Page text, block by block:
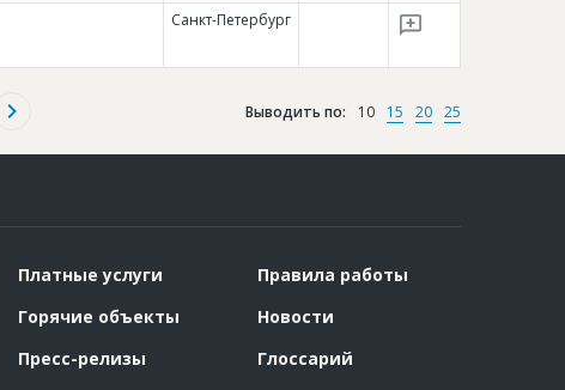
Санкт-Петербург
Выводить по: 10 15 20 25
Платные услуги
Горячие объекты
Пресс-релизы
Правила работы
Новости
Глоссарий